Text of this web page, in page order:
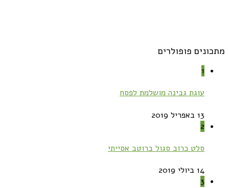
מתכונים פופולרים
1
עוגת גבינה מושלמת לפסח
13 באפריל 2019
2
סלט כרוב סגול ברוטב אסייתי
14 ביולי 2019
3